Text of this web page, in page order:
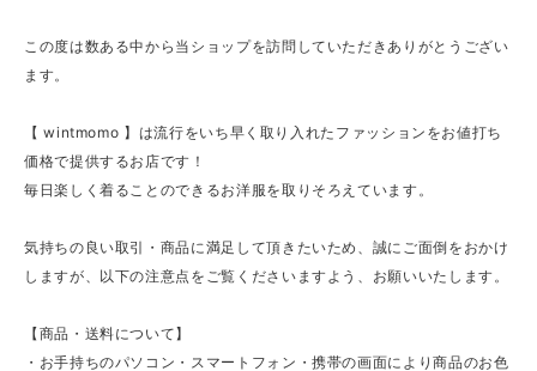
この度は数ある中から当ショップを訪問していただきありがとうござい
ます。
【 wintmomo 】は流行をいち早く取り入れたファッションをお値打ち
価格で提供するお店です！
毎日楽しく着ることのできるお洋服を取りそろえています。
気持ちの良い取引・商品に満足して頂きたいため、誠にご面倒をおかけ
しますが、以下の注意点をご覧くださいますよう、お願いいたします。
【商品・送料について】
・お手持ちのパソコン・スマートフォン・携帯の画面により商品のお色